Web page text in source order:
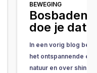
BEWEGING
Bosbaden,
doe je dat?
In een vorig blog
het ontspannende
natuur en over